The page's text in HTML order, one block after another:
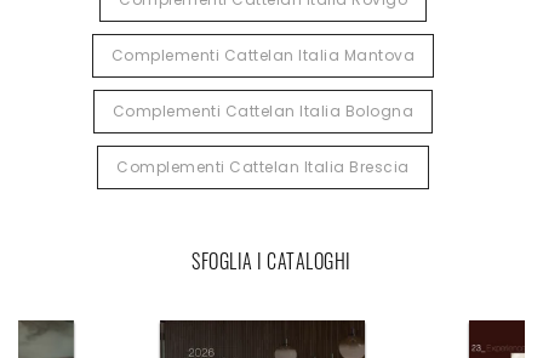
Complementi Cattelan Italia Mantova
Complementi Cattelan Italia Bologna
Complementi Cattelan Italia Brescia
SFOGLIA I CATALOGHI